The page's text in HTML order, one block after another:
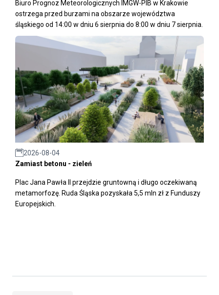
Biuro Prognoz Meteorologicznych IMGW-PIB w Krakowie
ostrzega przed burzami na obszarze województwa
śląskiego od 14:00 w dniu 6 sierpnia do 8:00 w dniu 7 sierpnia.
2026-08-04
Zamiast betonu - zieleń
Plac Jana Pawła II przejdzie gruntowną i długo oczekiwaną
metamorfozę. Ruda Śląska pozyskała 5,5 mln zł z Funduszy
Europejskich.